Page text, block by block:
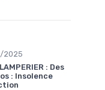
2025
: Des
: Insolence